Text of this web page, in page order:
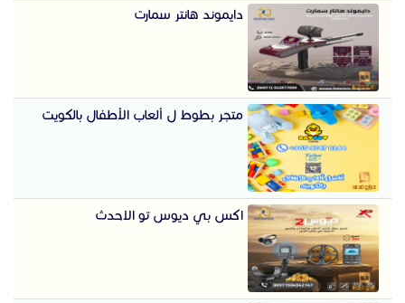
دايموند هانتر سمارت
متجر بطوط ل ألعاب الأطفال بالكويت
اكس بي ديوس تو الاحدث